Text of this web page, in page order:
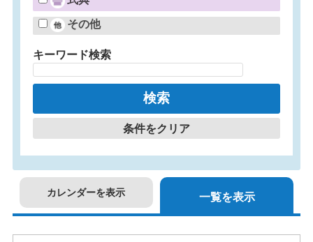
その他
キーワード検索
条件をクリア
カレンダーを表示 一覧を表示